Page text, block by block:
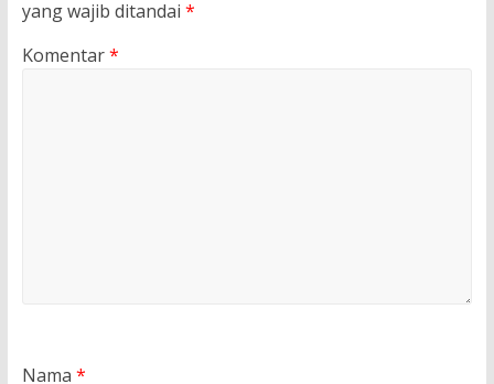
yang wajib ditandai *
Komentar*
Nama *